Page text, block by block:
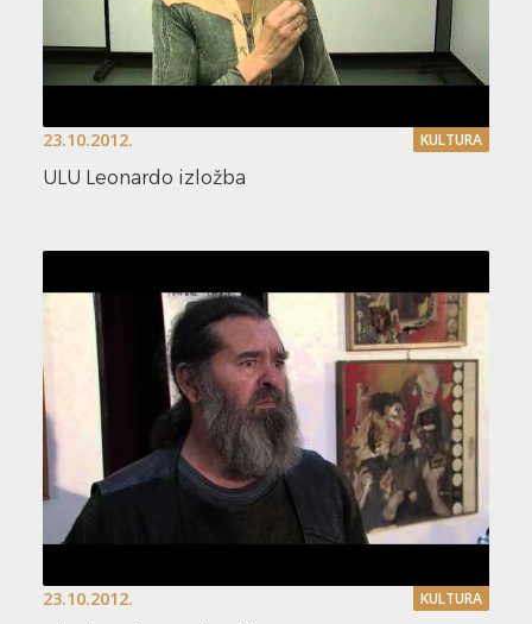
23.10.2012. KULTURA
ULU Leonardo izložba
23.10.2012. KULTURA